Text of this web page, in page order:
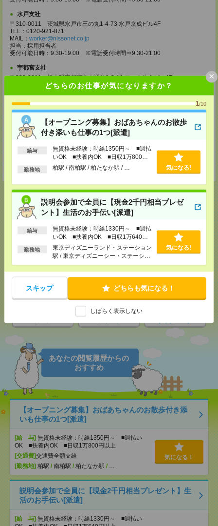
どちらのお仕事が気になりますか？
1/10
【オープニング募集】おばあちゃんのお散歩
付き添いも仕事の1つ[派遣]
給与
無資格未経験：時給1350円～ ■週払
いOK ■扶養内OK ■日収1万800円
以上
勤務地 柏駅 / 南柏駅 / 柏たなか駅 / … 気になる!
説明会参加で全員に【現金2千円相当プレゼ
ント】生活のお手伝い[派遣]
給与
無資格未経験：時給1330円～ ■週払
いOK ■扶養内OK ■日収1万640円
以上
勤務地
東京ディズニーランド・ステーション
駅 / 東京ディズニーシー・ステーショ
ン駅 / リゾートゲートウェイ・ステー
ション駅 / …
気になる!
スキップ どちらも気になる！
しばらく表示しない
×
水戸支社
〒310-0011 茨城県水戸市三の丸1-4-73 水戸京成ビル4F
TEL：0120-921-871
MAIL： worker@nissonet.co.jp
担当：採用担当者
受付可能日時：9:30-19:00 ※電話受付時間⇒9:30-21:00
宇都宮支社
〒320-0811 栃木県宇都宮市大通り1-2-11 フコク生命ビル4F
TEL：0120-921-871
受付可能日時：9:30-19:00 ※電話受付時間⇒9:30-21:00
高崎支社
埼玉県さいたま市大宮区仲町2-23-2 大宮仲町センタービル3F（さいたま
支社内）
TEL：0120-921-871
MAIL：worker@nissonet.co.jp
担当：採用担当者
受付可能日時：9:30-19:00 ※電話受付時間⇒9:30-21:00
気になる！
メール LINEで送る
あなたの閲覧履歴からの
おすすめ
【オープニング募集】おばあちゃんのお散歩付き添
いも仕事の1つ[派遣]
[給 与] 無資格未経験：時給1350円～ ■週払い
OK ■扶養内OK ■日収1万800円以上
[交通費]交通費全額支給
[勤務地] 柏駅 / 南柏駅 / 柏たなか駅 / …
気になる！
説明会参加で全員に【現金2千円相当プレゼント】生
活のお手伝い[派遣]
[給 与] 無資格未経験：時給1330円～ ■週払い